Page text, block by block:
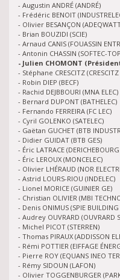
- Augustin ANDRÉ (ANDRÉ)
- Frédéric BENOIT
- Olivier BESANÇON
- Brian BOUZIDI (SCIE)
- Arnaud CANIS (FOUASSIN
- Antonin CHASSIN (SOFTEC-
- Julien CHOMONT (Président
- Stéphane CRESCITZ (CRESCITZ
- Robin DIEP (BECF)
- Rachid DEJBBOURI (MNA ELEC)
- Bernard DUPONT (BATHELEC)
- Fernando FERREIRA (FC LEC)
- Cyril GOLENKO (SATELEC)
- Gaëtan GUCHET (BTB
- Didier GUIDAT (BTB GES)
- Éric LATRACE
- Éric LEROUX (MONCELEC)
- Olivier LHÉRAUD (NOR
- Astrid LOURS-RIOU (INDELEC)
- Lionel MORICE (GUINIER GE)
- Christian OLIVIER (MBI
- Denis ONIMUS (SPIE
- Audrey OUVRARD (OUVRARD
- Michel PICOT (STERREN)
- Thomas PIRAUX (ADDISSON
- Rémi POTTIER (EIFFAGE
- Pierre ROY (EQUANS INEO
- Rémy SIDOUN (LAFON)
- Olivier TOGGENBURGER